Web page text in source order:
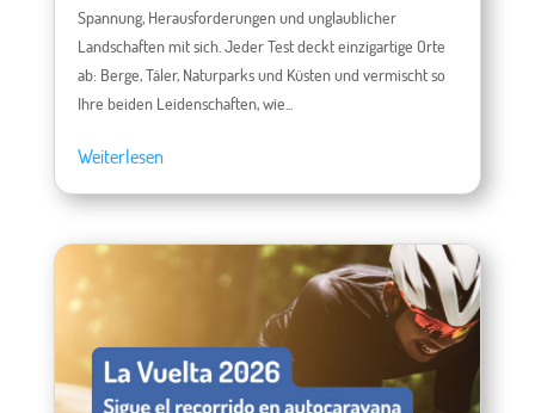
Spannung, Herausforderungen und unglaublicher
Landschaften mit sich. Jeder Test deckt einzigartige Orte
ab: Berge, Täler, Naturparks und Küsten und vermischt so
Ihre beiden Leidenschaften, wie...
Weiterlesen